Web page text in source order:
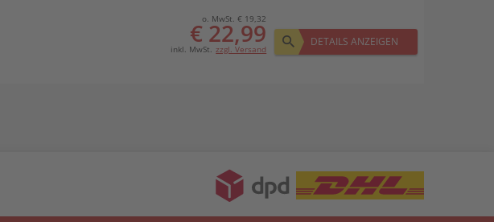
o. MwSt. € 19,32
€ 22,99
inkl. MwSt. zzgl. Versand
DETAILS ANZEIGEN